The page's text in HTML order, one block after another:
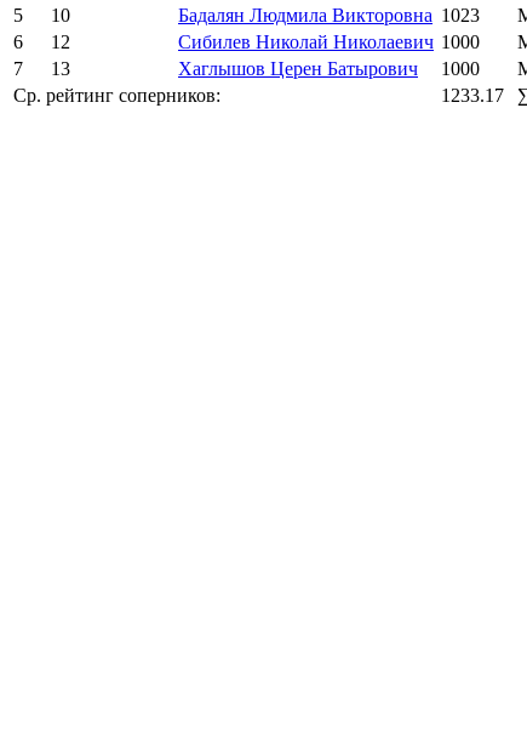
5
10 Бадалян Людмила Викторовна 1023
6
12 Сибилев Николай Николаевич 1000
7
13 Хаглышов Церен Батырович 1000
Ср. рейтинг соперников:
1233.17